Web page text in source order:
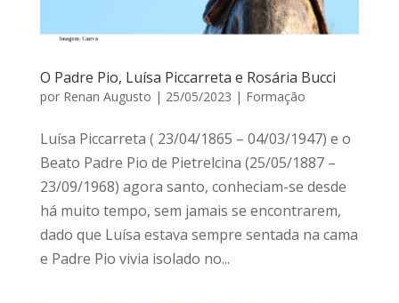
O Padre Pio, Luísa Piccarreta e Rosária Bucci
por Renan Augusto | 25/05/2023 | Formação
Luísa Piccarreta ( 23/04/1865 – 04/03/1947) e o
Beato Padre Pio de Pietrelcina (25/05/1887 –
23/09/1968) agora santo, conheciam-se desde
há muito tempo, sem jamais se encontrarem,
dado que Luísa estava sempre sentada na cama
e Padre Pio vivia isolado no...